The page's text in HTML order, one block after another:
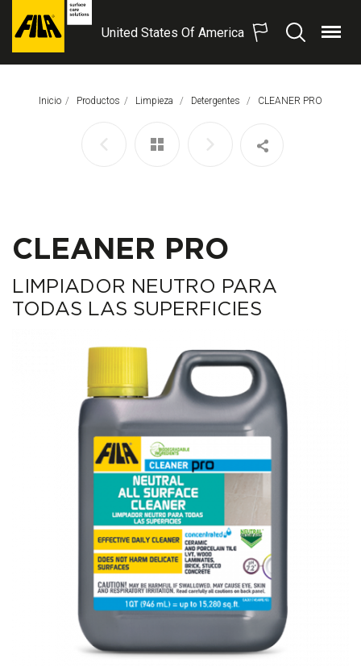
FILA
S.p.A.
United States Of America
BuscarMenú
Inicio Productos Limpieza Detergentes Página Actual:
CLEANER PRO
CLEANER PRO
LIMPIADOR NEUTRO PARA
TODAS LAS SUPERFICIES